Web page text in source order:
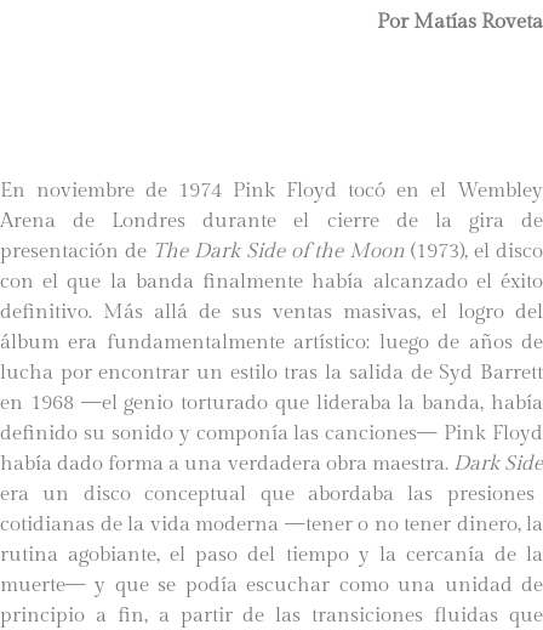
Por Matías Roveta
En noviembre de 1974 Pink Floyd tocó en el Wembley
Arena de Londres durante el cierre de la gira de
presentación de The Dark Side of the Moon (1973), el disco
con el que la banda finalmente había alcanzado el éxito
definitivo. Más allá de sus ventas masivas, el logro del
álbum era fundamentalmente artístico: luego de años de
lucha por encontrar un estilo tras la salida de Syd Barrett
en 1968 —el genio torturado que lideraba la banda, había
definido su sonido y componía las canciones— Pink Floyd
había dado forma a una verdadera obra maestra. Dark Side
era un disco conceptual que abordaba las presiones
cotidianas de la vida moderna —tener o no tener dinero, la
rutina agobiante, el paso del tiempo y la cercanía de la
muerte— y que se podía escuchar como una unidad de
principio a fin, a partir de las transiciones fluidas que